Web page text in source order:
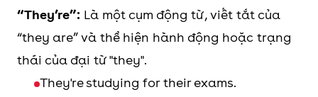
“They’re”: Là một cụm động từ, viết tắt của
“they are” và thể hiện hành động hoặc trạng
thái của đại từ "they".
They're studying for their exams.